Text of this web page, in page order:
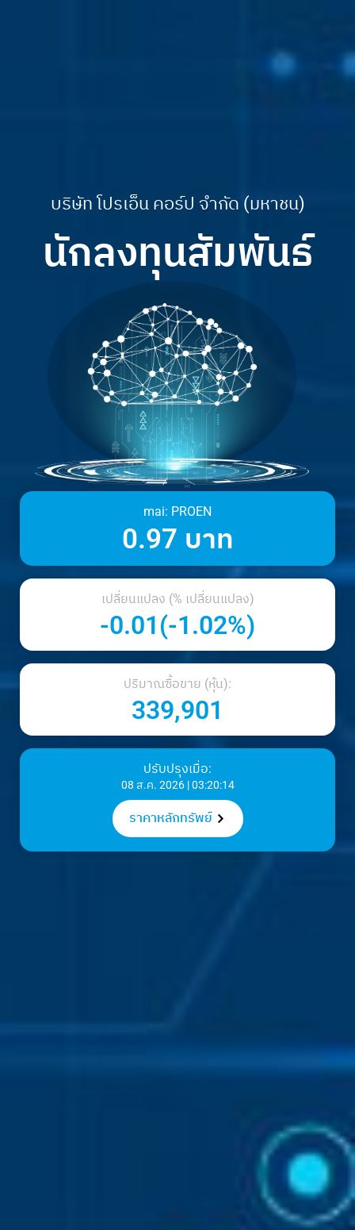
บริษัท โปรเอ็น คอร์ป จำกัด (มหาชน)
นักลงทุนสัมพันธ์
mai: PROEN
0.97 บาท
เปลี่ยนแปลง (% เปลี่ยนแปลง)
-0.01(-1.02%)
ปริมาณซื้อขาย (หุ้น):
339,901
ปรับปรุงเมื่อ:
08 ส.ค. 2026 | 03:20:14
ราคาหลักทรัพย์